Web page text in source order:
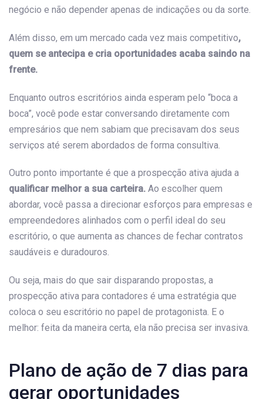
negócio e não depender apenas de indicações ou da sorte.
Além disso, em um mercado cada vez mais competitivo,
quem se antecipa e cria oportunidades acaba saindo na
frente.
Enquanto outros escritórios ainda esperam pelo “boca a
boca”, você pode estar conversando diretamente com
empresários que nem sabiam que precisavam dos seus
serviços até serem abordados de forma consultiva.
Outro ponto importante é que a prospecção ativa ajuda a
qualificar melhor a sua carteira. Ao escolher quem
abordar, você passa a direcionar esforços para empresas e
empreendedores alinhados com o perfil ideal do seu
escritório, o que aumenta as chances de fechar contratos
saudáveis e duradouros.
Ou seja, mais do que sair disparando propostas, a
prospecção ativa para contadores é uma estratégia que
coloca o seu escritório no papel de protagonista. E o
melhor: feita da maneira certa, ela não precisa ser invasiva.
Plano de ação de 7 dias para
gerar oportunidades